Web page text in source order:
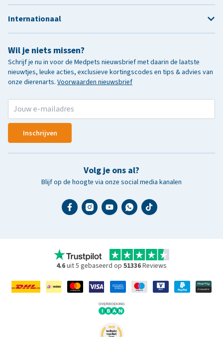
Wil je niets missen?
Schrijf je nu in voor de Medpets nieuwsbrief met daarin de laatste
nieuwtjes, leuke acties, exclusieve kortingscodes en tips & advies van
onze dierenarts. Voorwaarden nieuwsbrief
Inschrijven
Volg je ons al?
Blijf op de hoogte via onze social media kanalen
Internationaal
4.6uit 5 gebaseerd op 51336Reviews